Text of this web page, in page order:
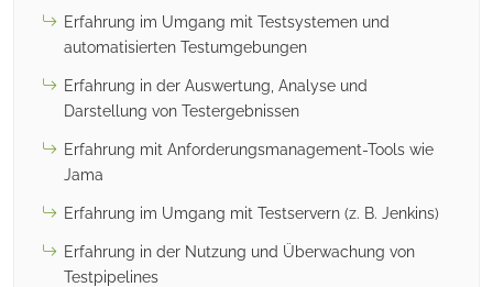
Erfahrung im Umgang mit Testsystemen und
automatisierten Testumgebungen
Erfahrung in der Auswertung, Analyse und
Darstellung von Testergebnissen
Erfahrung mit Anforderungsmanagement-Tools wie
Jama
Erfahrung im Umgang mit Testservern (z. B. Jenkins)
Erfahrung in der Nutzung und Überwachung von
Testpipelines